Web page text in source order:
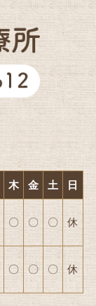
木 金 土 日
〇 〇 〇 休
〇 〇 〇 休